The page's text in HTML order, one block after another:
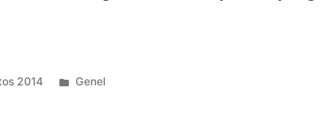
2014 Kategori:
Genel